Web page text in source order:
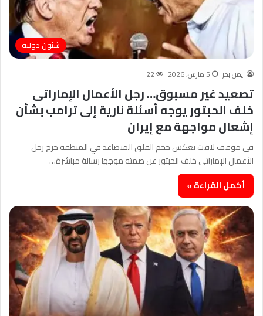
شئون دولية
ايمن بحر 5 مارس، 2026 22
تصعيد غير مسبوق… رجل الأعمال الإماراتى
خلف الحبتور يوجه أسئلة نارية إلى ترامب بشأن
إشعال مواجهة مع إيران
فى موقف لافت يعكس حجم القلق المتصاعد في المنطقة خرج رجل
الأعمال الإماراتى خلف الحبتور عن صمته موجها رسالة مباشرة…
أكمل القراءة »